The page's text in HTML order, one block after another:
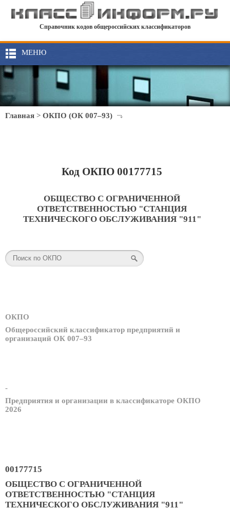
Справочник кодов общероссийских классификаторов
МЕНЮ
Главная > ОКПО (ОК 007–93)
Код ОКПО 00177715
ОБЩЕСТВО С ОГРАНИЧЕННОЙ
ОТВЕТСТВЕННОСТЬЮ "СТАНЦИЯ
ТЕХНИЧЕСКОГО ОБСЛУЖИВАНИЯ "911"
ОКПО
Общероссийский классификатор предприятий и
организаций ОК 007–93
-
Предприятия и организации в классификаторе ОКПО
2026
00177715
ОБЩЕСТВО С ОГРАНИЧЕННОЙ
ОТВЕТСТВЕННОСТЬЮ "СТАНЦИЯ
ТЕХНИЧЕСКОГО ОБСЛУЖИВАНИЯ "911"